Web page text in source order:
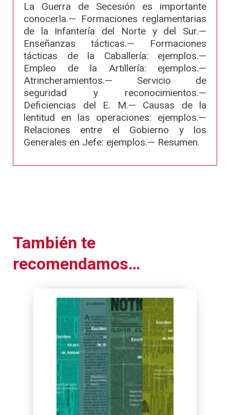
La Guerra de Secesión es importante
conocerla.— Formaciones reglamentarias
de la Infantería del Norte y del Sur.—
Enseñanzas tácticas.— Formaciones
tácticas de la Caballería: ejemplos.—
Empleo de la Artillería: ejemplos.—
Atrincheramientos.— Servicio de
seguridad y reconocimientos.—
Deficiencias del E. M.— Causas de la
lentitud en las operaciones: ejemplos.—
Relaciones entre el Gobierno y los
Generales en Jefe: ejemplos.— Resumen.
También te
recomendamos…